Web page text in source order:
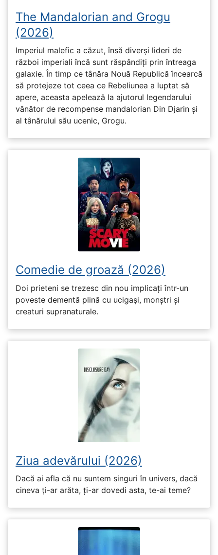
The Mandalorian and Grogu
(2026)
Imperiul malefic a căzut, însă diverși lideri de
război imperiali încă sunt răspândiți prin întreaga
galaxie. În timp ce tânăra Nouă Republică încearcă
să protejeze tot ceea ce Rebeliunea a luptat să
apere, aceasta apelează la ajutorul legendarului
vânător de recompense mandalorian Din Djarin și
al tânărului său ucenic, Grogu.
Comedie de groază (2026)
Doi prieteni se trezesc din nou implicați într-un
poveste dementă plină cu ucigași, monștri și
creaturi supranaturale.
Ziua adevărului (2026)
Dacă ai afla că nu suntem singuri în univers, dacă
cineva ți-ar arăta, ți-ar dovedi asta, te-ai teme?